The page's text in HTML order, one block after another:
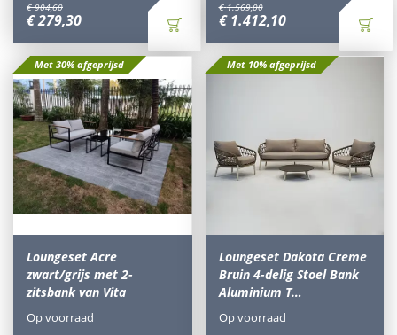
€ 904,60
€279,30
€ 1.569,00
€ 1.412,10
Met 30% afgeprijsd
Loungeset Acre
zwart/grijs met 2-
zitsbank van Vita
Op voorraad
Met 10% afgeprijsd
Loungeset Dakota Creme
Bruin 4-delig Stoel Bank
Aluminium T…
Op voorraad